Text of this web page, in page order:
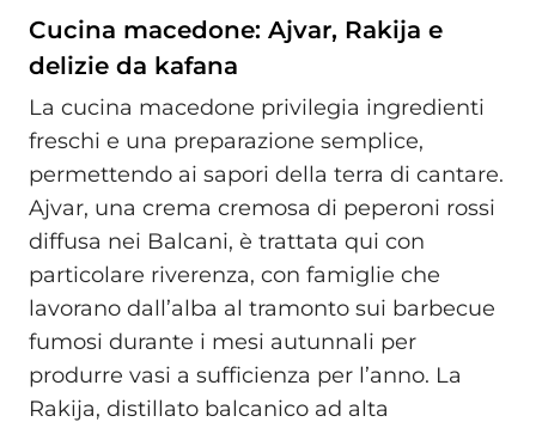
Cucina macedone: Ajvar, Rakija e
delizie da kafana
La cucina macedone privilegia ingredienti
freschi e una preparazione semplice,
permettendo ai sapori della terra di cantare.
Ajvar, una crema cremosa di peperoni rossi
diffusa nei Balcani, è trattata qui con
particolare riverenza, con famiglie che
lavorano dall’alba al tramonto sui barbecue
fumosi durante i mesi autunnali per
produrre vasi a sufficienza per l’anno. La
Rakija, distillato balcanico ad alta